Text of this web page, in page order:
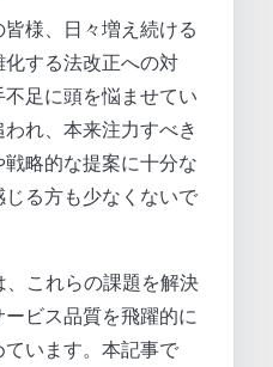
様、日々増え続ける
する法改正への対
足に頭を悩ませてい
れ、本来注力すべき
略的な提案に十分な
る方も少なくないで
、これらの課題を解決
ビス品質を飛躍的に
います。本記事で